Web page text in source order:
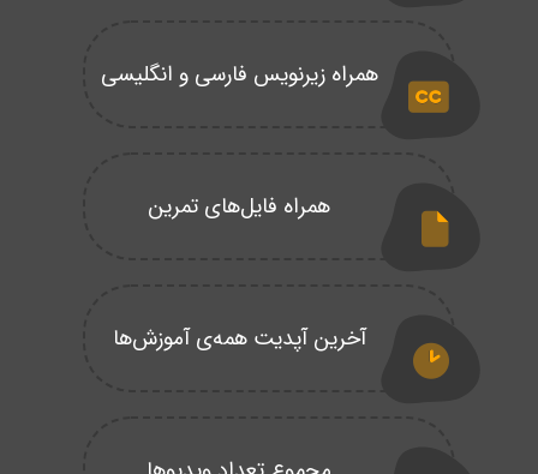
همراه زیرنویس فارسی و انگلیسی
همراه فایل‌های تمرین
آخرین آپدیت همه‌ی آموزش‌ها